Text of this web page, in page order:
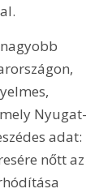
Nyugat-
adat:
nőtt az